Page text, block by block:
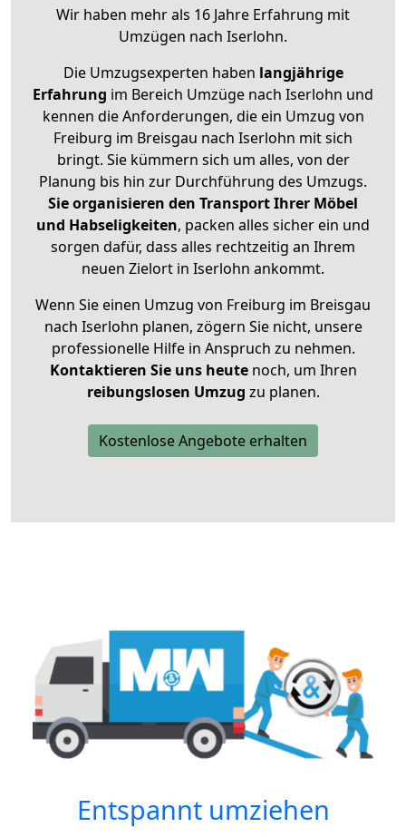
Wir haben mehr als 16 Jahre Erfahrung mit
Umzügen nach Iserlohn.
Die Umzugsexperten haben langjährige
Erfahrung im Bereich Umzüge nach Iserlohn und
kennen die Anforderungen, die ein Umzug von
Freiburg im Breisgau nach Iserlohn mit sich
bringt. Sie kümmern sich um alles, von der
Planung bis hin zur Durchführung des Umzugs.
Sie organisieren den Transport Ihrer Möbel
und Habseligkeiten, packen alles sicher ein und
sorgen dafür, dass alles rechtzeitig an Ihrem
neuen Zielort in Iserlohn ankommt.
Wenn Sie einen Umzug von Freiburg im Breisgau
nach Iserlohn planen, zögern Sie nicht, unsere
professionelle Hilfe in Anspruch zu nehmen.
Kontaktieren Sie uns heutenoch, um Ihren
reibungslosen Umzug zu planen.
Kostenlose Angebote erhalten
Entspannt umziehen